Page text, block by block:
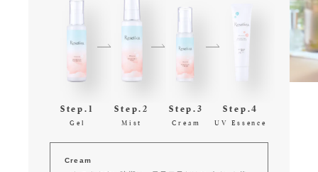
Step.1
Gel
Step.2
Mist
Step.3
Cream
Step.4
UV Essence
Cream